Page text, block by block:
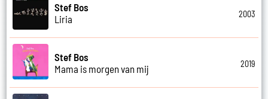
Stef Bos
Liria
2003
Stef Bos
Mama is morgen van mij
2019